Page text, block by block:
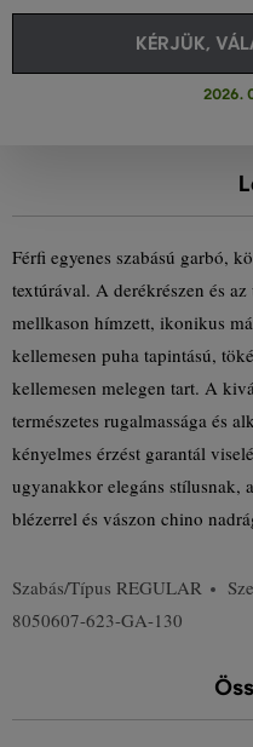
KÉRJÜK,
2026.
Férfi egyenes szabású garbó,
textúrával. A derékrészen és
mellkason hímzett, ikonikus
kellemesen puha tapintású,
kellemesen melegen tart. A
természetes rugalmassága és
kényelmes érzést garantál
ugyanakkor elegáns stílusnak,
blézerrel és vászon chino
Szabás/Típus REGULAR
8050607-623-GA-130